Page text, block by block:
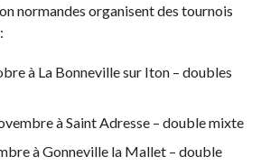
normandes organisent des tournois
à La Bonneville sur Iton – doubles
à Saint Adresse – double mixte
à Gonneville la Mallet – double